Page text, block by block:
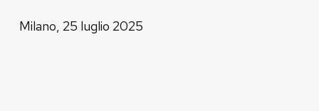
Milano, 25 luglio 2025